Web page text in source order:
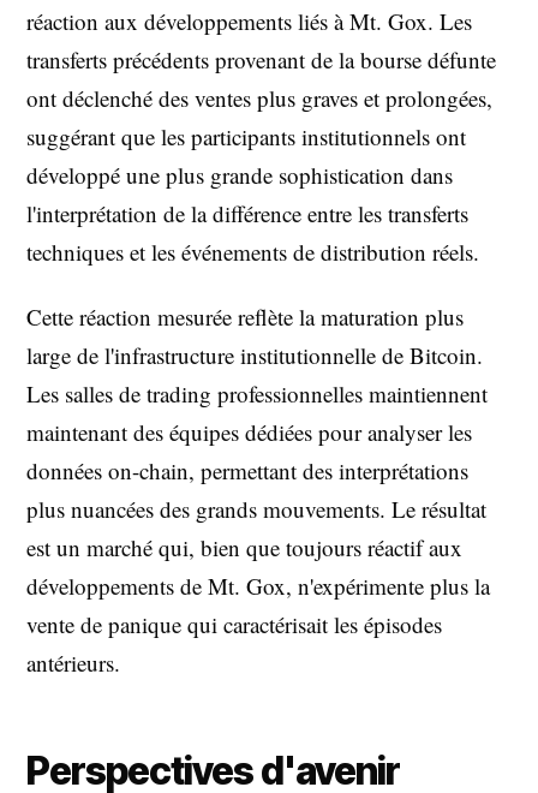
réaction aux développements liés à Mt. Gox. Les
transferts précédents provenant de la bourse défunte
ont déclenché des ventes plus graves et prolongées,
suggérant que les participants institutionnels ont
développé une plus grande sophistication dans
l'interprétation de la différence entre les transferts
techniques et les événements de distribution réels.
Cette réaction mesurée reflète la maturation plus
large de l'infrastructure institutionnelle de Bitcoin.
Les salles de trading professionnelles maintiennent
maintenant des équipes dédiées pour analyser les
données on-chain, permettant des interprétations
plus nuancées des grands mouvements. Le résultat
est un marché qui, bien que toujours réactif aux
développements de Mt. Gox, n'expérimente plus la
vente de panique qui caractérisait les épisodes
antérieurs.
Perspectives d'avenir